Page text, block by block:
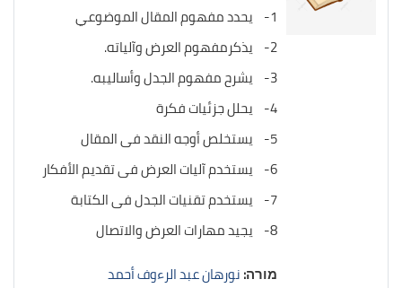
1- يحدد مفهوم المقال الموضوعي
2- يذكرمفهوم العرض وآلياته.
3- يشرح مفهوم الجدل وأساليبه.
4- يحلل جزئيات فكرة
5- يستخلص أوجه النقد فى المقال
6- يستخدم آليات العرض فى تقديم الأفكار
7- يستخدم تقنيات الجدل فى الكتابة
8- يجيد مهارات العرض والاتصال
מורה:نورهان عبد الرءوف أحمد